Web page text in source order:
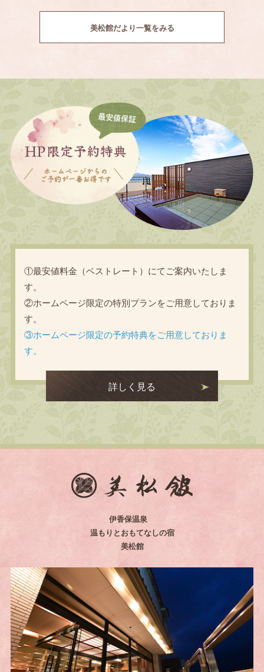
美松館だより一覧をみる
①最安値料金（ベストレート）にてご案内いたしま
す。
②ホームページ限定の特別プランをご用意しておりま
す。
③ホームページ限定の予約特典をご用意しておりま
す。
詳しく見る
伊香保温泉
温もりとおもてなしの宿
美松館